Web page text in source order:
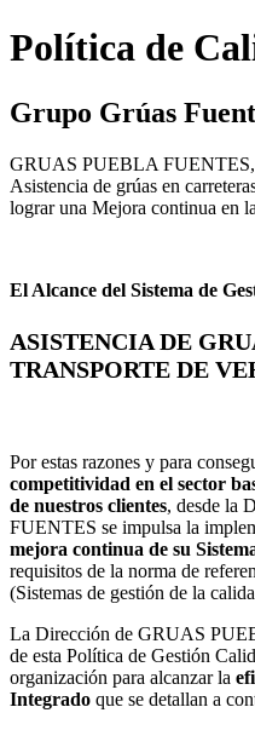
Política de
Grupo Grúas
GRUAS PUEBLA FUENTES,
Asistencia de grúas en
lograr una Mejora continua en
El Alcance del Sistema de
ASISTENCIA DE
TRANSPORTE DE
Por estas razones y para
competitividad en el sector
de nuestros clientes, desde la
FUENTES se impulsa la
mejora continua de su
requisitos de la norma de
(Sistemas de gestión de la
La Dirección de GRUAS
de esta Política de Gestión
organización para alcanzar la
Integrado que se detallan a